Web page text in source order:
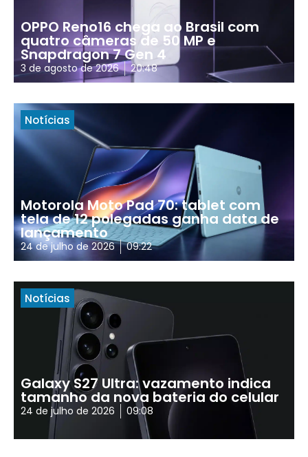
OPPO Reno16 chega ao Brasil com
quatro câmeras de 50 MP e
Snapdragon 7 Gen 4
3 de agosto de 2026 20:48
Notícias
Motorola Moto Pad 70: tablet com
tela de 12 polegadas ganha data de
lançamento
24 de julho de 2026 09:22
Notícias
Galaxy S27 Ultra: vazamento indica
tamanho da nova bateria do celular
24 de julho de 2026 09:08